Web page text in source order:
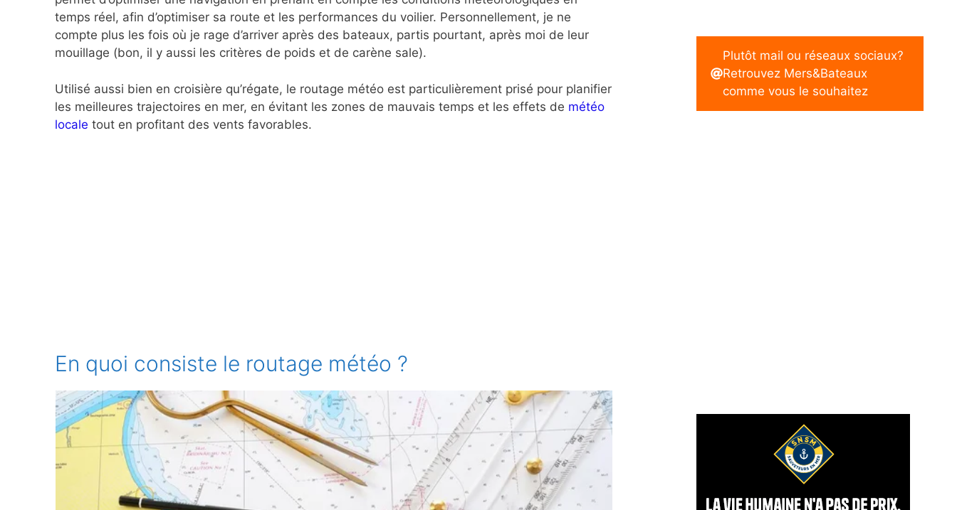
temps réel, afin d’optimiser sa route et les performances du voilier. Personnellement, je ne
compte plus les fois où je rage d’arriver après des bateaux, partis pourtant, après moi de leur
mouillage (bon, il y aussi les critères de poids et de carène sale).
Utilisé aussi bien en croisière qu’régate, le routage météo est particulièrement prisé pour planifier
les meilleures trajectoires en mer, en évitant les zones de mauvais temps et les effets de météo
locale tout en profitant des vents favorables.
En quoi consiste le routage météo ?
Plutôt mail ou réseaux sociaux?
Retrouvez Mers&Bateaux
comme vous le souhaitez